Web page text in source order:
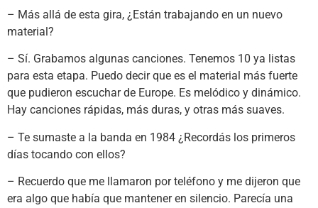
– Más allá de esta gira, ¿Están trabajando en un nuevo
material?
– Sí. Grabamos algunas canciones. Tenemos 10 ya listas
para esta etapa. Puedo decir que es el material más fuerte
que pudieron escuchar de Europe. Es melódico y dinámico.
Hay canciones rápidas, más duras, y otras más suaves.
– Te sumaste a la banda en 1984 ¿Recordás los primeros
días tocando con ellos?
– Recuerdo que me llamaron por teléfono y me dijeron que
era algo que había que mantener en silencio. Parecía una